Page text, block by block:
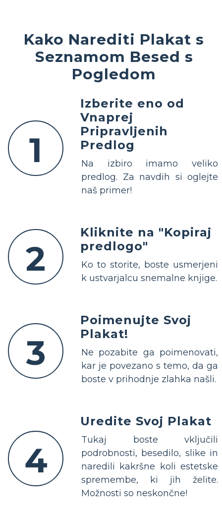
Kako Narediti Plakat s
Seznamom Besed s
Pogledom
1
Izberite eno od
Vnaprej
Pripravljenih
Predlog
Na izbiro imamo veliko
predlog. Za navdih si oglejte
naš primer!
2
Kliknite na "Kopiraj
predlogo"
Ko to storite, boste usmerjeni
k ustvarjalcu snemalne knjige.
3
Poimenujte Svoj
Plakat!
Ne pozabite ga poimenovati,
kar je povezano s temo, da ga
boste v prihodnje zlahka našli.
4
Uredite Svoj Plakat
Tukaj boste vključili
podrobnosti, besedilo, slike in
naredili kakršne koli estetske
spremembe, ki jih želite.
Možnosti so neskončne!